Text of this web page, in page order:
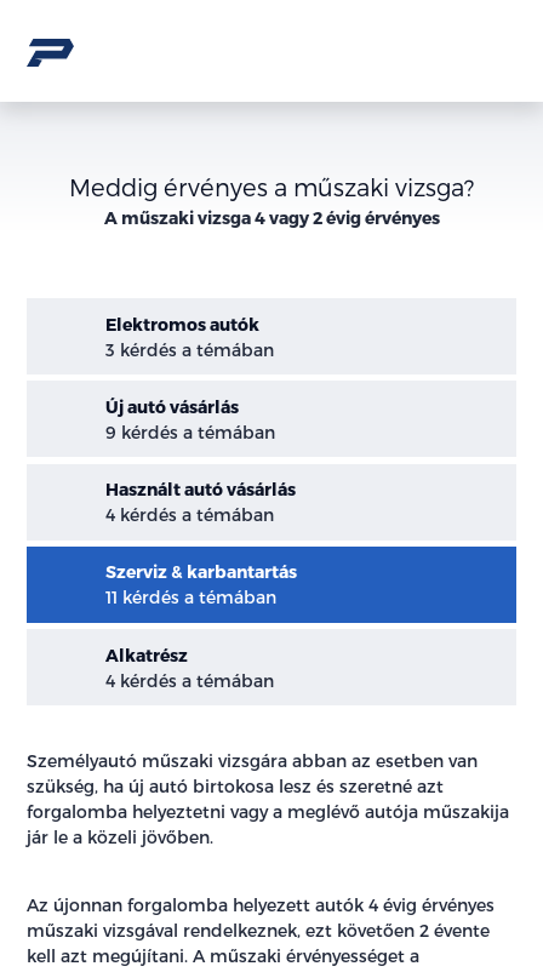
Meddig érvényes a műszaki vizsga?
A műszaki vizsga 4 vagy 2 évig érvényes
Elektromos autók
3 kérdés a témában
Új autó vásárlás
9 kérdés a témában
Használt autó vásárlás
4 kérdés a témában
Szerviz & karbantartás
11 kérdés a témában
Alkatrész
4 kérdés a témában
Személyautó műszaki vizsgára abban az esetben van
szükség, ha új autó birtokosa lesz és szeretné azt
forgalomba helyeztetni vagy a meglévő autója műszakija
jár le a közeli jövőben.
Az újonnan forgalomba helyezett autók 4 évig érvényes
műszaki vizsgával rendelkeznek, ezt követően 2 évente
kell azt megújítani. A műszaki érvényességet a